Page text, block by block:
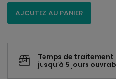
AJOUTEZ AU PANIER
Temps de traitement
jusqu’à 5 jours